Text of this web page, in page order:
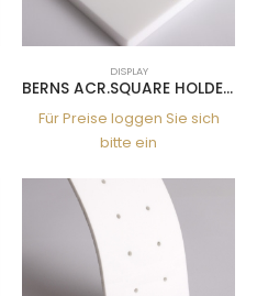
DISPLAY
BERNS ACR.SQUARE HOLDER 12*12CM
Für Preise loggen Sie sich
bitte ein